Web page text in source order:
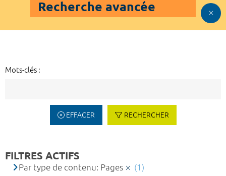
Recherche avancée
Mots-clés :
EFFACER RECHERCHER
FILTRES ACTIFS
Par type de contenu: Pages
(1)